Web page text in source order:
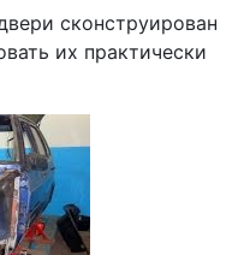
сконструирован
их практически